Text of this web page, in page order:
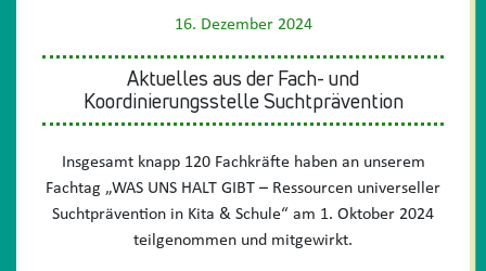
16. Dezember 2024
Aktuelles aus der Fach- und
Koordinierungsstelle Suchtprävention
Insgesamt knapp 120 Fachkräfte haben an unserem
Fachtag „WAS UNS HALT GIBT – Ressourcen universeller
Suchtprävention in Kita & Schule“ am 1. Oktober 2024
teilgenommen und mitgewirkt.